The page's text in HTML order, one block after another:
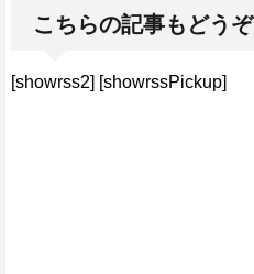
こちらの記事もどうぞ
[showrss2] [showrssPickup]